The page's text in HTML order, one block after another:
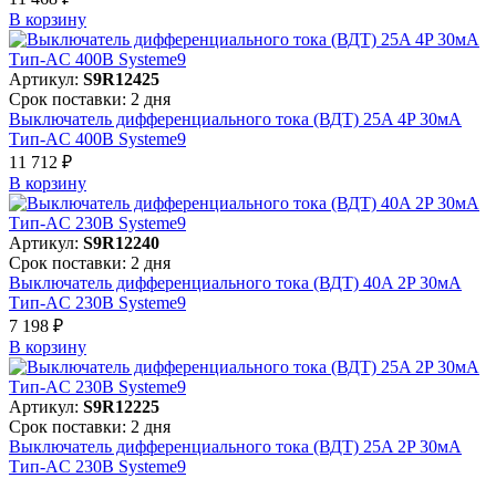
В корзинy
Артикул: S9R12425
Срок поставки: 2 дня
Выключатель дифференциального тока (ВДТ) 25A 4P 30мА
Тип-AC 400В Systeme9
11 712 ₽
В корзинy
Артикул: S9R12240
Срок поставки: 2 дня
Выключатель дифференциального тока (ВДТ) 40A 2P 30мА
Тип-AC 230В Systeme9
7 198 ₽
В корзинy
Артикул: S9R12225
Срок поставки: 2 дня
Выключатель дифференциального тока (ВДТ) 25A 2P 30мА
Тип-AC 230В Systeme9